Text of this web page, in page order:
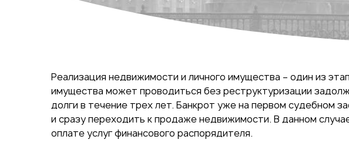
Реализация недвижимости и личного имущества – один из
имущества может проводиться без реструктуризации
долги в течение трех лет. Банкрот уже на первом судебном
и сразу переходить к продаже недвижимости. В данном
оплате услуг финансового распорядителя.